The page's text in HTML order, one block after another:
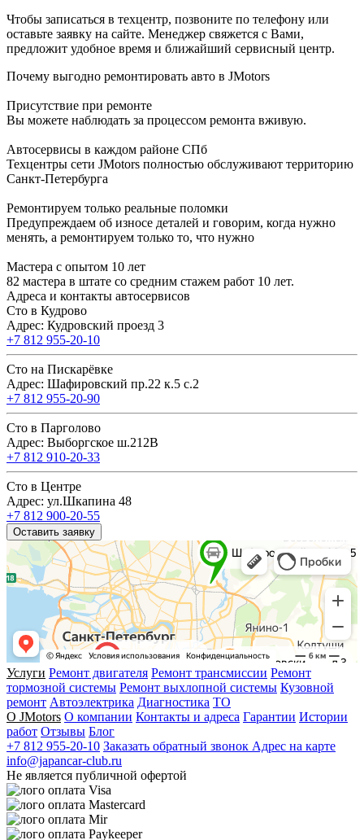
Чтобы записаться в техцентр, позвоните по телефону или
оставьте заявку на сайте. Менеджер свяжется с Вами,
предложит удобное время и ближайший сервисный центр.
Почему выгодно ремонтировать авто в JMotors
Присутствие при ремонте
Вы можете наблюдать за процессом ремонта вживую.
Автосервисы в каждом районе СПб
Техцентры сети JMotors полностью обслуживают территорию
Санкт-Петербурга
Ремонтируем только реальные поломки
Предупреждаем об износе деталей и говорим, когда нужно
менять, а ремонтируем только то, что нужно
Мастера с опытом 10 лет
82 мастера в штате со средним стажем работ 10 лет.
Адреса и контакты автосервисов
Сто в Кудрово
Адрес: Кудровский проезд 3
+7 812 955-20-10
Сто на Пискарёвке
Адрес: Шафировский пр.22 к.5 с.2
+7 812 955-20-90
Сто в Парголово
Адрес: Выборгское ш.212В
+7 812 910-20-33
Сто в Центре
Адрес: ул.Шкапина 48
+7 812 900-20-55
Оставить заявку
Услуги Ремонт двигателя Ремонт трансмиссии Ремонт
тормозной системы Ремонт выхлопной системы Кузовной
ремонт Автоэлектрика Диагностика ТО
О JMotors О компании Контакты и адреса Гарантии Истории
работ Отзывы Блог
+7 812 955-20-10 Заказать обратный звонок Адрес на карте
info@japancar-club.ru
Не является публичной офертой